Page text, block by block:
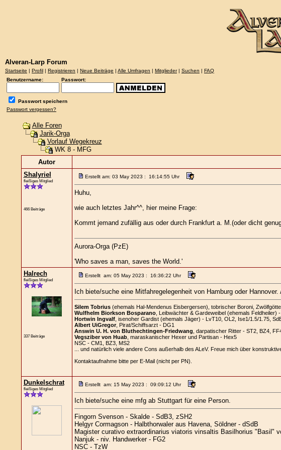
Alveran-Larp Forum
Startseite | Profil | Registrieren | Neue Beiträge | Alle Umfragen | Mitglieder| Suchen | FAQ
Benutzername:
Passwort:
Passwort speichern
Passwort vergessen?
Alle Foren
Jarik-Orga
Vorlauf Wegekreuz
WK 8 - MFG
Autor
Shalyriel
fleißiges Mitglied
466 Beiträge
Erstellt am: 03 May 2023 : 16:14:55 Uhr
Huhu,
wie auch letztes Jahr^^, hier meine Frage:
Kommt jemand zufällig aus oder durch Frankfurt a. M.(oder dicht
Aurora-Orga (PzE)
'Who saves a man, saves the World.'
Halrech
fleißiges Mitglied
337 Beiträge
Erstellt am: 05 May 2023 : 16:36:22 Uhr
Ich biete/suche eine Mitfahregelegenheit von Hamburg oder
Silem Tobrius(ehemals Hal-Mendenus Eisbergersen), tobrischer Boroni,
Wulfhelm Biorkson Bosparano, Leibwächter & Gardeweibel (ehemals Feldheiler)
Hortwin Ingvalf, isenoher Gardist (ehemals Jäger) - LvT10, OL2, Ise1/1.5/1.75,
Albert UiGregor, Pirat/Schiffsarzt - DG1
Answin U. H. von Bluthechtingen-Friedwang , darpatischer Ritter - ST2, BZ4,
Vegsziber von Huab, maraskanischer Hexer und Partisan - Hex5
NSC - CM1, BZ3, MS2
... und natürlich viele andere Cons außerhalb des ALeV. Freue mich über
Kontaktaufnahme bitte per E-Mail (nicht per PN).
Dunkelschrat
fleißiges Mitglied
Erstellt am: 15 May 2023 : 09:09:12 Uhr
Ich biete/suche eine mfg ab Stuttgart für eine Person.
Fingorn Svenson - Skalde - SdB3, zSH2
Helgyr Cormagson - Halbthorwaler aus Havena, Söldner - dSdB
Magister curativo extraordinarius viatoris vinsaltis Basilhorius
Nanjuk - niv. Handwerker - FG2
NSC - TzW